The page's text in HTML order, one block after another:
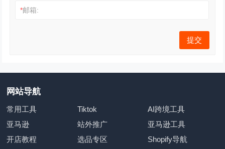
*邮箱:
网站导航
常用工具 Tiktok
AI跨境工具
亚马逊
站外推广
亚马逊工具
开店教程
选品专区
Shopify导航